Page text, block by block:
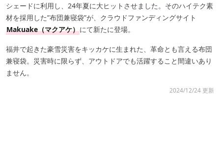
シェードに利用し、24年夏に大ヒットさせました。そのハイテク素
材を採用した”布団兼寝袋”が、クラウドファンディングサイト
Makuake（マクアケ）にて新たに登場。
福井で起きた豪雪災害をキッカケに生まれた、革命とも言える布団
兼寝袋。災害時に限らず、アウトドアでも活躍すること間違いあり
ません。
2024/12/24 更新